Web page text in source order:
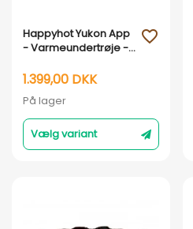
Vis her
Happyhot Yukon App
- Varmeundertrøje -
1.399,00 DKK
På lager
Vælg variant
favorite_outline